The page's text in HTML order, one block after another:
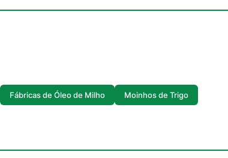
Fábricas de Óleo de Milho Moinhos de Trigo